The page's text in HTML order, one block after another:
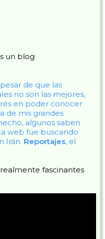
un blog
de que las
no son las mejores,
en poder conocer
de mis grandes
algunos saben
web fue buscando
Irán. Reportajes, el
fascinantes